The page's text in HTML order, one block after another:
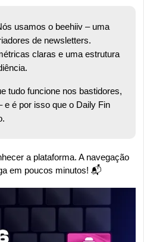
usamos o beehiiv – uma
de newsletters.
claras e uma estrutura
tudo funcione nos bastidores,
e é por isso que o Daily Fin
a plataforma. A navegação
em poucos minutos! 📬